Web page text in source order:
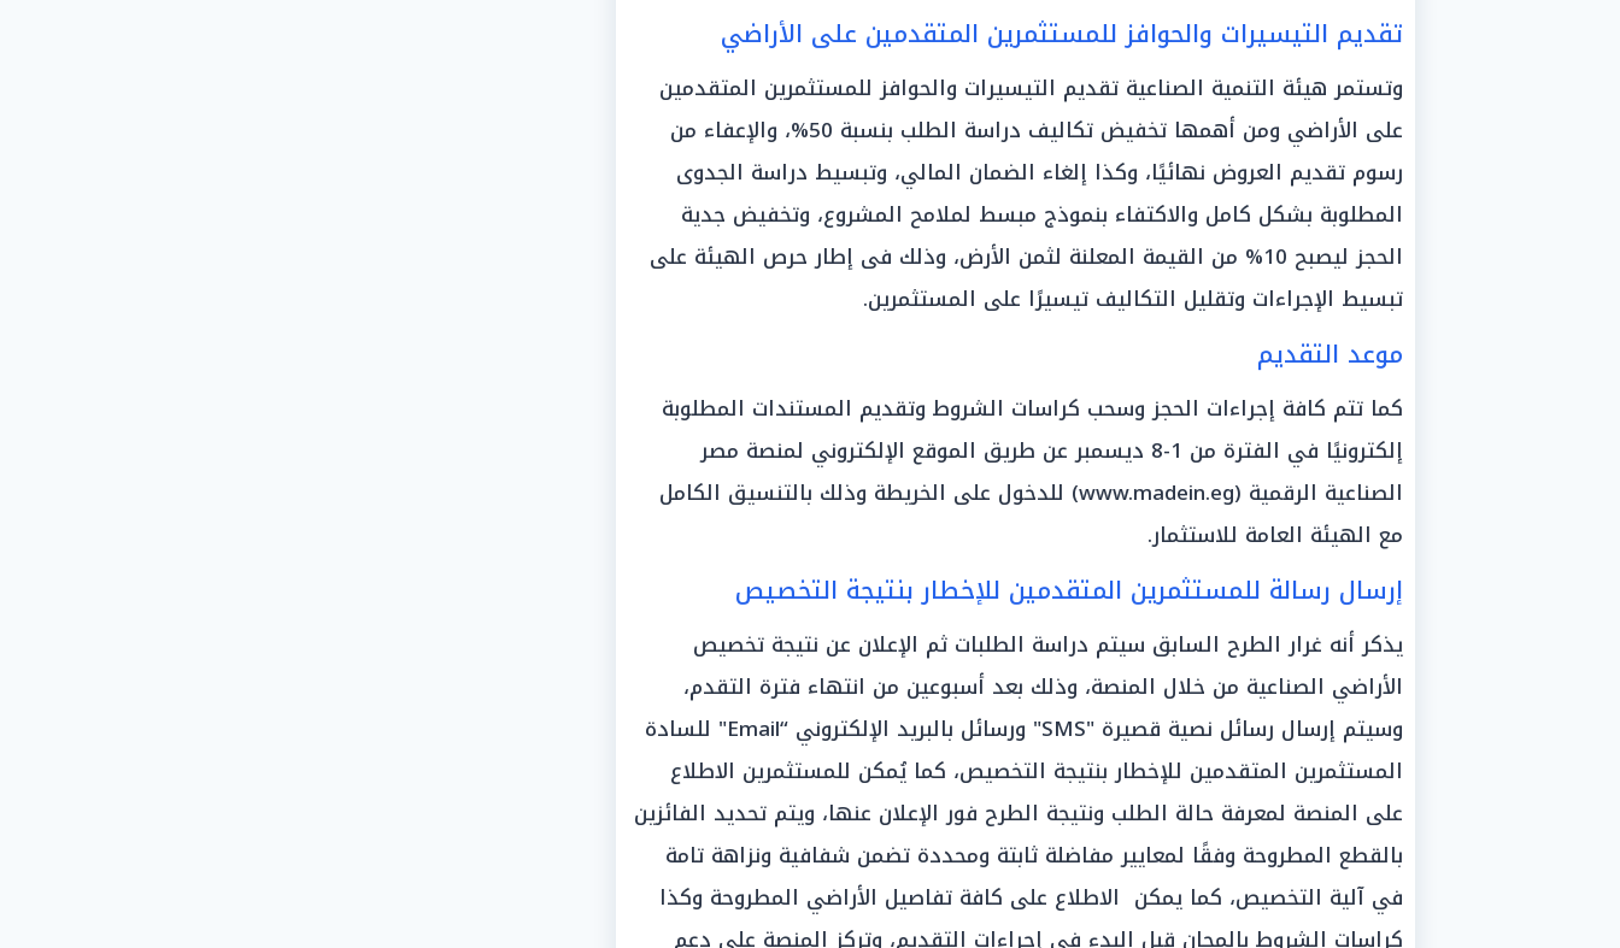
تقديم التيسيرات والحوافز للمستثمرين المتقدمين على الأراضي
وتستمر هيئة التنمية الصناعية تقديم التيسيرات والحوافز للمستثمرين المتقدمين
على الأراضي ومن أهمها تخفيض تكاليف دراسة الطلب بنسبة 50%، والإعفاء من
رسوم تقديم العروض نهائيًا، وكذا إلغاء الضمان المالي، وتبسيط دراسة الجدوى
المطلوبة بشكل كامل والاكتفاء بنموذج مبسط لملامح المشروع، وتخفيض جدية
الحجز ليصبح 10% من القيمة المعلنة لثمن الأرض، وذلك فى إطار حرص الهيئة على
تبسيط الإجراءات وتقليل التكاليف تيسيرًا على المستثمرين.
موعد التقديم
كما تتم كافة إجراءات الحجز وسحب كراسات الشروط وتقديم المستندات المطلوبة
إلكترونيًا في الفترة من 1-8 ديسمبر عن طريق الموقع الإلكتروني لمنصة مصر
الصناعية الرقمية (www.madein.eg) للدخول على الخريطة وذلك بالتنسيق الكامل
مع الهيئة العامة للاستثمار.
إرسال رسالة للمستثمرين المتقدمين للإخطار بنتيجة التخصيص
يذكر أنه غرار الطرح السابق سيتم دراسة الطلبات ثم الإعلان عن نتيجة تخصيص
الأراضي الصناعية من خلال المنصة، وذلك بعد أسبوعين من انتهاء فترة التقدم،
وسيتم إرسال رسائل نصية قصيرة "SMS" ورسائل بالبريد الإلكتروني “Email" للسادة
المستثمرين المتقدمين للإخطار بنتيجة التخصيص، كما يُمكن للمستثمرين الاطلاع
على المنصة لمعرفة حالة الطلب ونتيجة الطرح فور الإعلان عنها، ويتم تحديد الفائزين
بالقطع المطروحة وفقًا لمعايير مفاضلة ثابتة ومحددة تضمن شفافية ونزاهة تامة
في آلية التخصيص، كما يمكن الاطلاع على كافة تفاصيل الأراضي المطروحة وكذا
كراسات الشروط بالمجان قبل البدء في إجراءات التقديم، وتركز المنصة على دعم